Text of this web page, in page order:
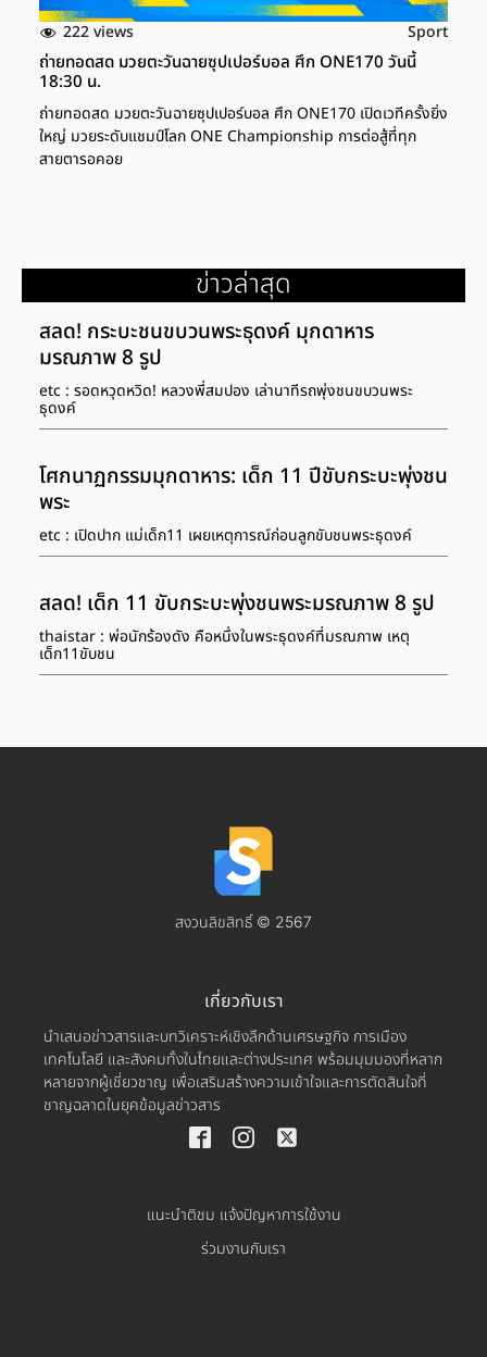
222 views Sport
ถ่ายทอดสด มวยตะวันฉายซุปเปอร์บอล ศึก ONE170 วันนี้
18:30 น.
ถ่ายทอดสด มวยตะวันฉายซุปเปอร์บอล ศึก ONE170 เปิดเวทีครั้งยิ่ง
ใหญ่ มวยระดับแชมป์โลก ONE Championship การต่อสู้ที่ทุก
สายตารอคอย
ข่าวล่าสุด
สลด! กระบะชนขบวนพระธุดงค์ มุกดาหาร
มรณภาพ 8 รูป
etc : รอดหวุดหวิด! หลวงพี่สมปอง เล่านาทีรถพุ่งชนขบวนพระ
ธุดงค์
โศกนาฏกรรมมุกดาหาร: เด็ก 11 ปีขับกระบะพุ่งชน
พระ
etc : เปิดปาก แม่เด็ก11 เผยเหตุการณ์ก่อนลูกขับชนพระธุดงค์
สลด! เด็ก 11 ขับกระบะพุ่งชนพระมรณภาพ 8 รูป
thaistar : พ่อนักร้องดัง คือหนึ่งในพระธุดงค์ที่มรณภาพ เหตุ
เด็ก11ขับชน
สงวนลิขสิทธิ์ © 2567
เกี่ยวกับเรา
นำเสนอข่าวสารและบทวิเคราะห์เชิงลึกด้านเศรษฐกิจ การเมือง
เทคโนโลยี และสังคมทั้งในไทยและต่างประเทศ พร้อมมุมมองที่หลาก
หลายจากผู้เชี่ยวชาญ เพื่อเสริมสร้างความเข้าใจและการตัดสินใจที่
ชาญฉลาดในยุคข้อมูลข่าวสาร
แนะนำติชม แจ้งปัญหาการใช้งาน
ร่วมงานกับเรา